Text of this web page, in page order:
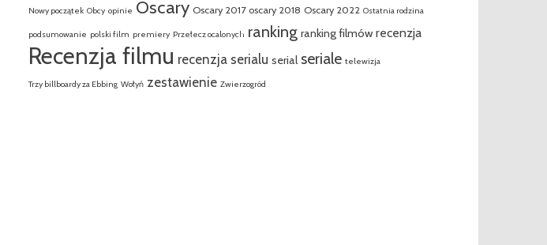
Nowy początek Obcy opinie Oscary Oscary 2017 oscary 2018 Oscary 2022 Ostatnia rodzina
podsumowanie polski film premiery Przełecz ocalonych ranking ranking filmów recenzja
Recenzja filmu recenzja serialu serial seriale telewizja
Trzy billboardy za Ebbing Wołyń zestawienie Zwierzogród